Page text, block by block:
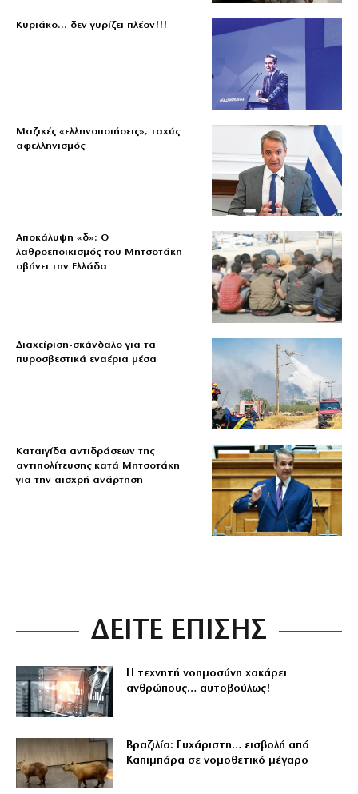
Κυριάκο… δεν γυρίζει πλέον!!!
Μαζικές «ελληνοποιήσεις», ταχύς
αφελληνισμός
Αποκάλυψη «δ»: Ο
λαθροεποικισμός του Μητσοτάκη
σβήνει την Ελλάδα
Διαχείριση-σκάνδαλο για τα
πυροσβεστικά εναέρια μέσα
Καταιγίδα αντιδράσεων της
αντιπολίτευσης κατά Μητσοτάκη
για την αισχρή ανάρτηση
ΔΕΙΤΕ ΕΠΙΣΗΣ
Η τεχνητή νοημοσύνη χακάρει
ανθρώπους… αυτοβούλως!
Βραζιλία: Ευχάριστη… εισβολή από
Καπιμπάρα σε νομοθετικό μέγαρο